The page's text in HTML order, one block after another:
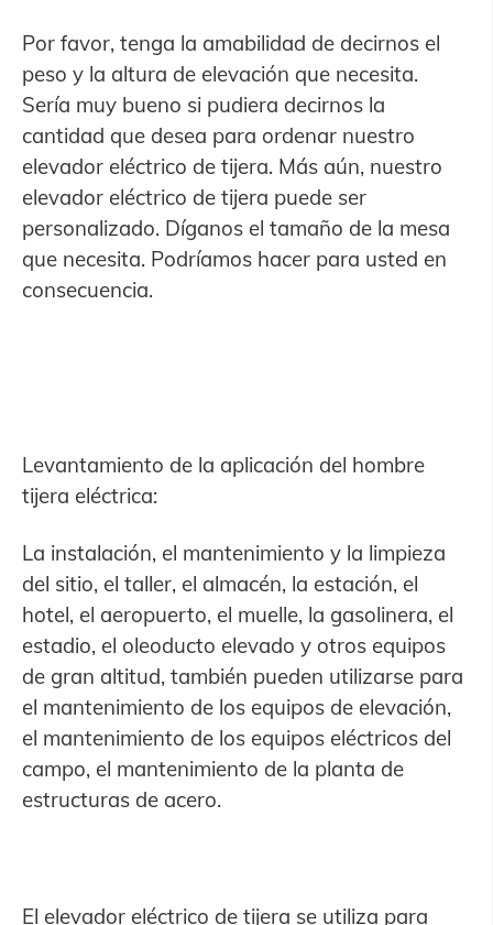
Por favor, tenga la amabilidad de decirnos el
peso y la altura de elevación que necesita.
Sería muy bueno si pudiera decirnos la
cantidad que desea para ordenar nuestro
elevador eléctrico de tijera. Más aún, nuestro
elevador eléctrico de tijera puede ser
personalizado. Díganos el tamaño de la mesa
que necesita. Podríamos hacer para usted en
consecuencia.
Levantamiento de la aplicación del hombre
tijera eléctrica:
La instalación, el mantenimiento y la limpieza
del sitio, el taller, el almacén, la estación, el
hotel, el aeropuerto, el muelle, la gasolinera, el
estadio, el oleoducto elevado y otros equipos
de gran altitud, también pueden utilizarse para
el mantenimiento de los equipos de elevación,
el mantenimiento de los equipos eléctricos del
campo, el mantenimiento de la planta de
estructuras de acero.
El elevador eléctrico de tijera se utiliza para